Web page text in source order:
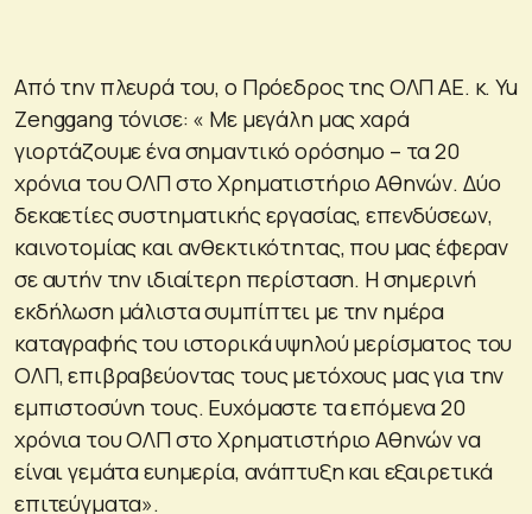
Από την πλευρά του, ο Πρόεδρος της ΟΛΠ ΑΕ. κ. Yu
Zenggang τόνισε: « Με μεγάλη μας χαρά
γιορτάζουμε ένα σημαντικό ορόσημο – τα 20
χρόνια του ΟΛΠ στο Χρηματιστήριο Αθηνών. Δύο
δεκαετίες συστηματικής εργασίας, επενδύσεων,
καινοτομίας και ανθεκτικότητας, που μας έφεραν
σε αυτήν την ιδιαίτερη περίσταση. H σημερινή
εκδήλωση μάλιστα συμπίπτει με την ημέρα
καταγραφής του ιστορικά υψηλού μερίσματος του
ΟΛΠ, επιβραβεύοντας τους μετόχους μας για την
εμπιστοσύνη τους. Ευχόμαστε τα επόμενα 20
χρόνια του ΟΛΠ στο Χρηματιστήριο Αθηνών να
είναι γεμάτα ευημερία, ανάπτυξη και εξαιρετικά
επιτεύγματα».